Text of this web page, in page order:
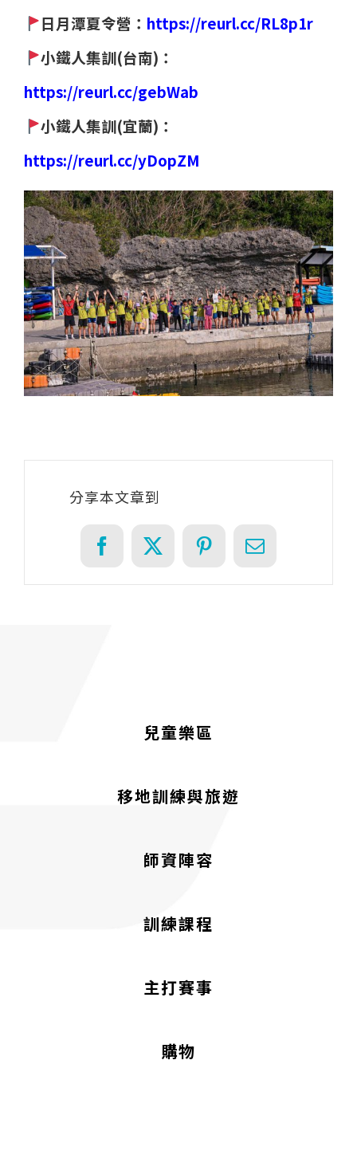
日月潭夏令營： https://reurl.cc/RL8p1r
小鐵人集訓(台南)：
https://reurl.cc/gebWab
小鐵人集訓(宜蘭)：
https://reurl.cc/yDopZM
分享本文章到
Facebook
X PinterestEmail
兒童樂區
移地訓練與旅遊
師資陣容
訓練課程
主打賽事
購物